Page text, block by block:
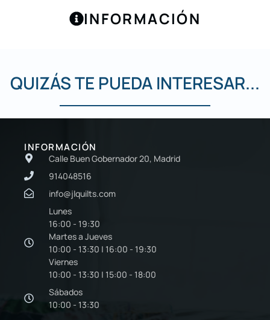
INFORMACIÓN
QUIZÁS TE PUEDA INTERESAR...
INFORMACIÓN
Calle Buen Gobernador 20, Madrid
914048516
info@jlquilts.com
Lunes
16:00 - 19:30
Martes a Jueves
10:00 - 13:30 | 16:00 - 19:30
Viernes
10:00 - 13:30 | 15:00 - 18:00
Sábados
10:00 - 13:30